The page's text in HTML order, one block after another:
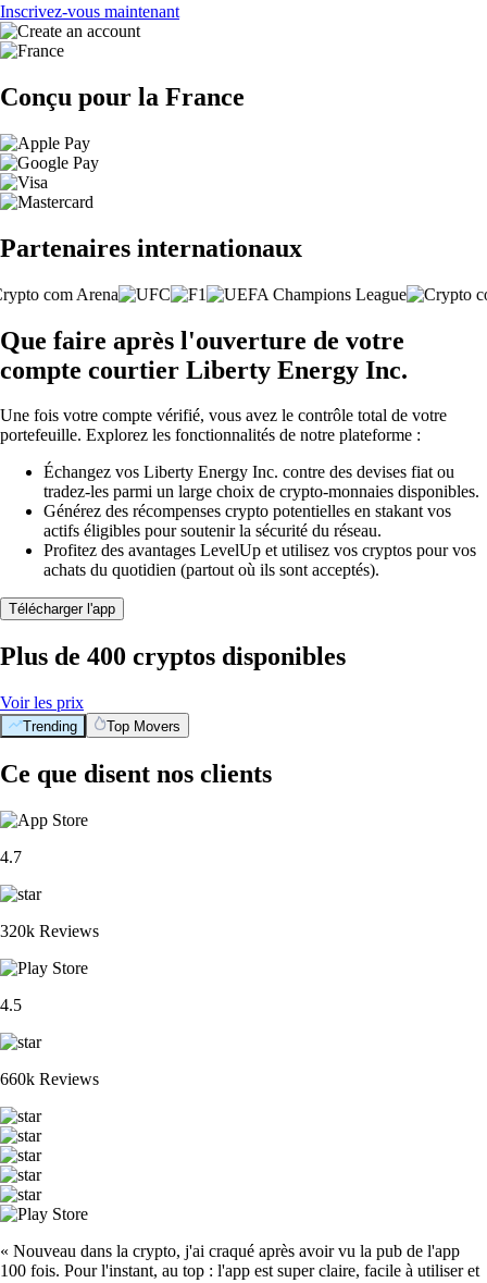
Inscrivez-vous maintenant
Conçu pour la France
Partenaires internationaux
Que faire après l'ouverture de votre
compte courtier Liberty Energy Inc.
Une fois votre compte vérifié, vous avez le contrôle total de votre
portefeuille. Explorez les fonctionnalités de notre plateforme :
Échangez vos Liberty Energy Inc. contre des devises fiat ou
tradez-les parmi un large choix de crypto-monnaies disponibles.
Générez des récompenses crypto potentielles en stakant vos
actifs éligibles pour soutenir la sécurité du réseau.
Profitez des avantages LevelUp et utilisez vos cryptos pour vos
achats du quotidien (partout où ils sont acceptés).
Télécharger l'app
Plus de 400 cryptos disponibles
Voir les prix
Trending Top Movers
Ce que disent nos clients
4.7
320k Reviews
4.5
660k Reviews
« Nouveau dans la crypto, j'ai craqué après avoir vu la pub de l'app
100 fois. Pour l'instant, au top : l'app est super claire, facile à utiliser et